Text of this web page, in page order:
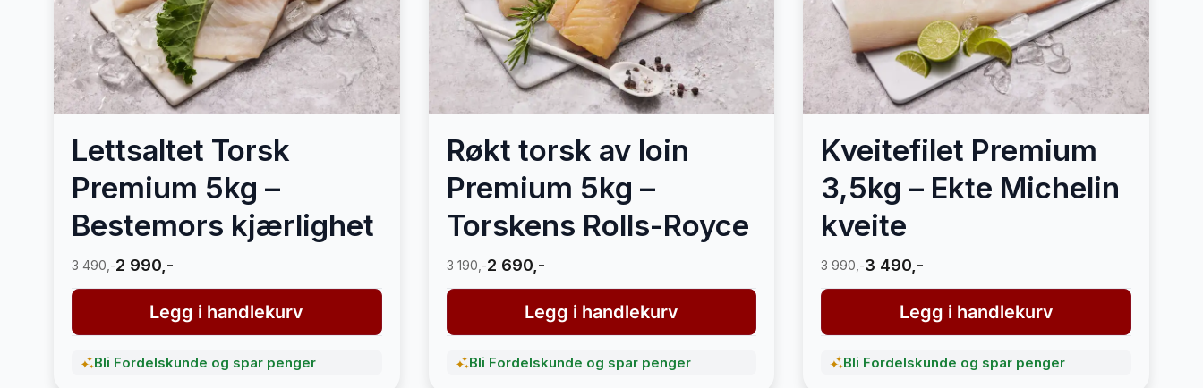
Lettsaltet Torsk
Premium 5kg –
Bestemors kjærlighet
3 490,-2 990,-
Legg i handlekurv
Bli Fordelskunde og spar penger
Røkt torsk av loin
Premium 5kg –
Torskens Rolls-Royce
3 190,-2 690,-
Legg i handlekurv
Bli Fordelskunde og spar penger
Kveitefilet Premium
3,5kg – Ekte Michelin
kveite
3 990,-3 490,-
Legg i handlekurv
Bli Fordelskunde og spar penger